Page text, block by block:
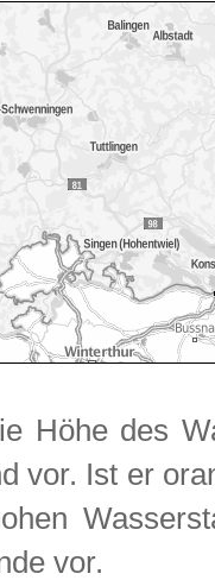
Höhe des
vor. Ist er
vor.